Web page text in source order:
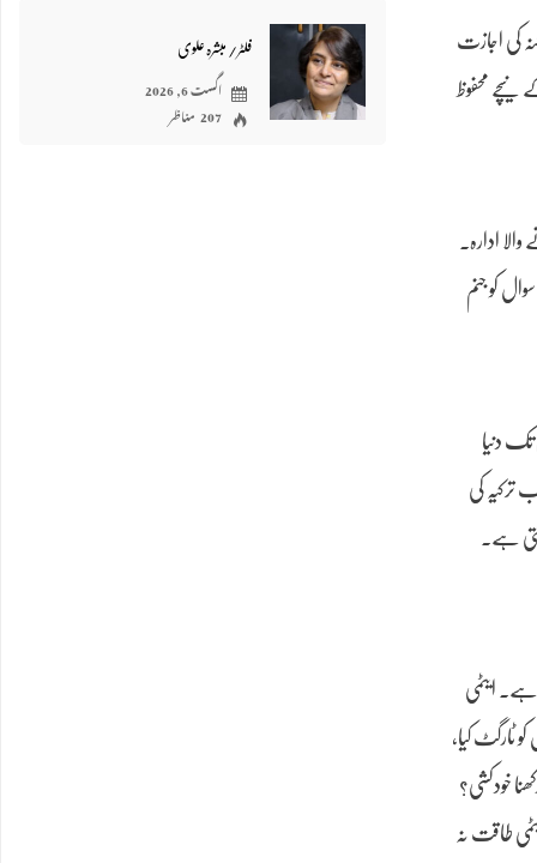
کی اجازت
نیچے محفوظ
ادارہ۔
کو جنم
تک دنیا
ترکیہ کی
ہے۔
ایٹمی
ٹارگٹ کیا،
خودکشی؟
طاقت نہ
فلٹر/ مبشرہ علوی
اگست 6, 2026
207 مناظر